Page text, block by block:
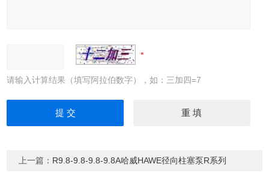
请输入计算结果（填写阿拉伯数字），如：三加四=7
上一篇： R9.8-9.8-9.8-9.8A哈威HAWE径向柱塞泵R系列